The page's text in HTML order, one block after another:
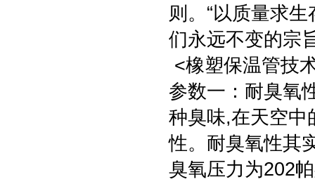
则。“以质量求
们永远不变的宗
<橡塑保温管技
参数一：耐臭氧
种臭味,在天空中
性。耐臭氧性其
臭氧压力为202